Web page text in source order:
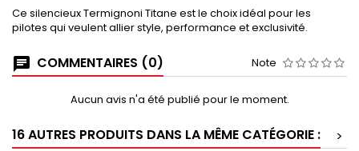
Ce silencieux Termignoni Titane est le choix idéal pour les
pilotes qui veulent allier style, performance et exclusivité.
COMMENTAIRES (0) Note
Aucun avis n'a été publié pour le moment.
16 AUTRES PRODUITS DANS LA MÊME CATÉGORIE :
>